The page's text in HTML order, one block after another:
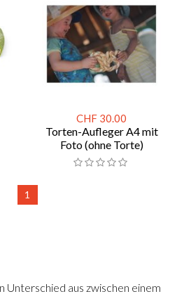
CHF 30.00
Torten-Aufleger A4 mit
Foto (ohne Torte)
1
Unterschied aus zwischen einem